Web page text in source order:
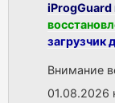
iProgGuard
загрузчик
Внимание
01.08.2026